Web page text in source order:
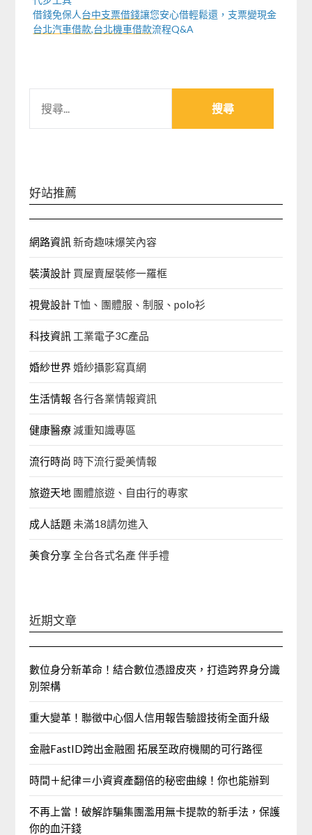
借錢免保人台中支票借錢讓您安心借輕鬆還，支票變現金
台北汽車借款,台北機車借款流程Q&A
關
好站推薦
網路資訊 新奇趣味爆笑內容
裝潢設計 買屋賣屋裝修一羅框
視覺設計 T恤、團體服、制服、polo衫
科技資訊 工業電子3C產品
婚紗世界婚紗攝影寫真網
生活情報 各行各業情報資訊
健康醫療減重知識專區
流行時尚 時下流行愛美情報
旅遊天地 團體旅遊、自由行的專家‎
成人話題 未滿18請勿進入
美食分享全台各式名產 伴手禮
近期文章
數位身分新革命！結合數位憑證皮夾，打造跨界身分識
別架構
重大變革！聯徵中心個人信用報告驗證技術全面升級
金融FastID跨出金融圈 拓展至政府機關的可行路徑
時間＋紀律＝小資資產翻倍的秘密曲線！你也能辦到
不再上當！破解詐騙集團濫用無卡提款的新手法，保護
你的血汗錢